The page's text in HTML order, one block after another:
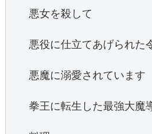
悪女を殺して
悪役に仕立てあげられた
悪魔に溺愛されています
拳王に転生した最強大魔